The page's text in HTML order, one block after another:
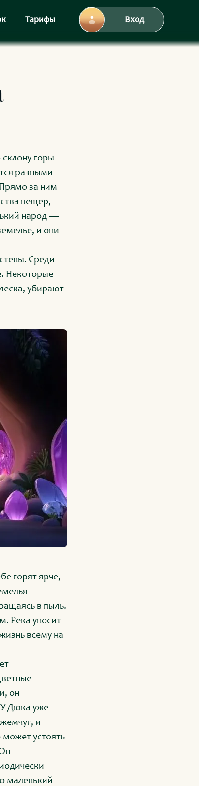
Тарифы Вход
горы
разными
за ним
пещер,
народ —
и они
Среди
Некоторые
убирают
горят ярче,
в пыль.
Река уносит
всему на
он
У Дюка уже
и
может устоять
маленький